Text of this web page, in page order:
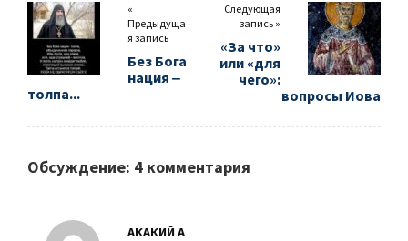
«
Предыдуща
я запись
Без Бога
нация ‒
толпа...
Следующая
запись »
«За что»
или «для
чего»:
вопросы Иова
Обсуждение: 4 комментария
АКАКИЙ А